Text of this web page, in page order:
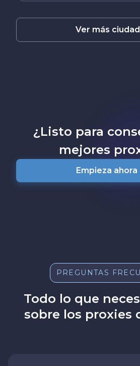
Ver más
¿Listo para
mejores
Empieza ahora
PREGUNTAS
Todo lo que
sobre los proxies